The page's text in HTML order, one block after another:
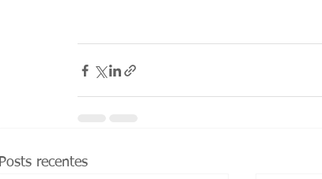
Posts recentes